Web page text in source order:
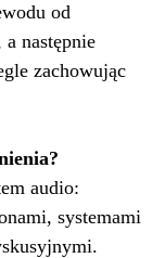
od
a następnie
zachowując
audio:
systemami